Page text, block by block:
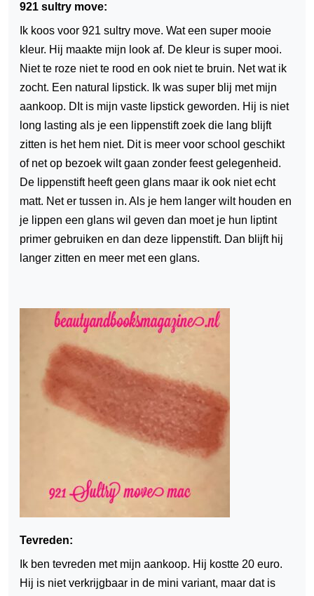
921 sultry move:
Ik koos voor 921 sultry move. Wat een super mooie
kleur. Hij maakte mijn look af. De kleur is super mooi.
Niet te roze niet te rood en ook niet te bruin. Net wat ik
zocht. Een natural lipstick. Ik was super blij met mijn
aankoop. DIt is mijn vaste lipstick geworden. Hij is niet
long lasting als je een lippenstift zoek die lang blijft
zitten is het hem niet. Dit is meer voor school geschikt
of net op bezoek wilt gaan zonder feest gelegenheid.
De lippenstift heeft geen glans maar ik ook niet echt
matt. Net er tussen in. Als je hem langer wilt houden en
je lippen een glans wil geven dan moet je hun liptint
primer gebruiken en dan deze lippenstift. Dan blijft hij
langer zitten en meer met een glans.
Tevreden:
Ik ben tevreden met mijn aankoop. Hij kostte 20 euro.
Hij is niet verkrijgbaar in de mini variant, maar dat is